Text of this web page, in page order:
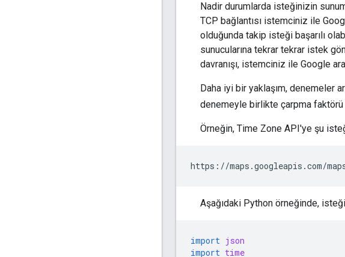
Nadir durumlarda isteğinizin
TCP bağlantısı istemciniz ile
olduğunda takip isteği başarılı
sunucularına tekrar tekrar istek
davranışı, istemciniz ile Google
Daha iyi bir yaklaşım, denemeler
denemeyle birlikte çarpma faktörü
Örneğin, Time Zone API'ye şu
https://maps.googleapis.com/
Aşağıdaki Python örneğinde,
import json
import time